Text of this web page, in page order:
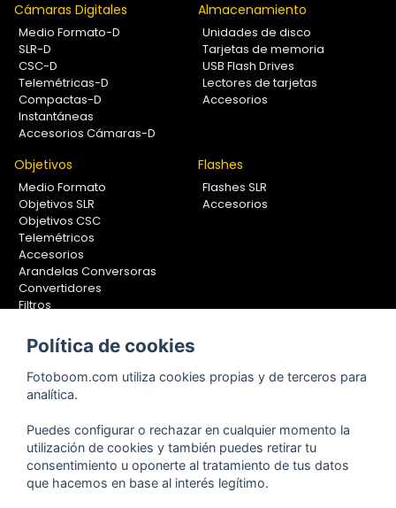
Cámaras Digitales
Medio Formato-D
SLR-D
CSC-D
Telemétricas-D
Compactas-D
Instantáneas
Accesorios Cámaras-D
Almacenamiento
Unidades de disco
Tarjetas de memoria
USB Flash Drives
Lectores de tarjetas
Accesorios
Objetivos
Medio Formato
Objetivos SLR
Objetivos CSC
Telemétricos
Accesorios
Arandelas Conversoras
Convertidores
Filtros
Calibradores
Flashes
Flashes SLR
Accesorios
Soportes Fotografía
Monopiés
Trípodes
Kit Completos
Accesorios
Política de cookies
Fotoboom.com utiliza cookies propias y de terceros para
analítica.
Puedes configurar o rechazar en cualquier momento la
utilización de cookies y también puedes retirar tu
consentimiento u oponerte al tratamiento de tus datos
que hacemos en base al interés legítimo.